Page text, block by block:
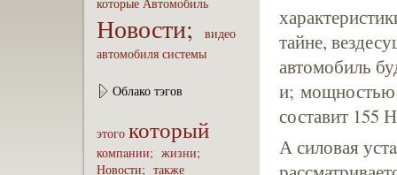
Новости;
видео
автомобиля системы
Облако тэгов
этого который
компaнии; жизни;
Новости; также
тайне,
автомобиль
и; мощностью
составит 155
А силовая